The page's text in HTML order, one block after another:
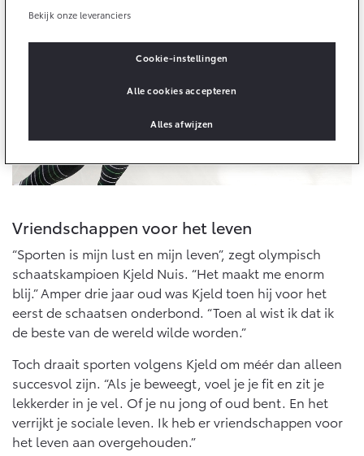
Connected
Connected Services
MyToyota login
MyToyota App
Abonnementen
Multimedia
Connected check
Navigatie updates
Vriendschappen voor het leven
“Sporten is mijn lust en mijn leven”, zegt olympisch
schaatskampioen Kjeld Nuis. “Het maakt me enorm
blij.” Amper drie jaar oud was Kjeld toen hij voor het
eerst de schaatsen onderbond. “Toen al wist ik dat ik
de beste van de wereld wilde worden.”
Toch draait sporten volgens Kjeld om méér dan alleen
succesvol zijn. “Als je beweegt, voel je je fit en zit je
lekkerder in je vel. Of je nu jong of oud bent. En het
verrijkt je sociale leven. Ik heb er vriendschappen voor
het leven aan overgehouden.”
Bekijk onze leveranciers
Cookie-instellingen
Alles afwijzen
Alle cookies accepteren